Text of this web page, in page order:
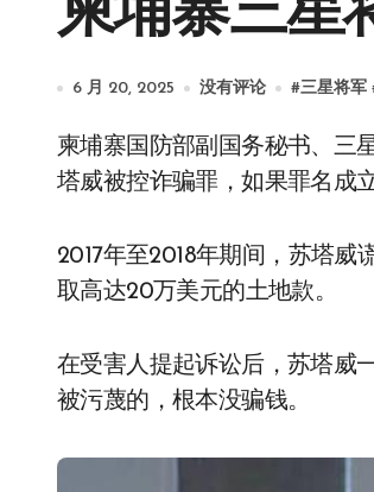
柬埔寨三星
6 月 20, 2025 没有评论 #三星将军
柬埔寨国防部副国务秘书、三星上将苏塔威诈骗20万美元一案，金边市法院已经进行了初审，苏
塔威被控诈骗罪，如果罪名成
2017年至2018年期间，苏塔
取高达20万美元的土地款。
在受害人提起诉讼后，苏塔威
被污蔑的，根本没骗钱。